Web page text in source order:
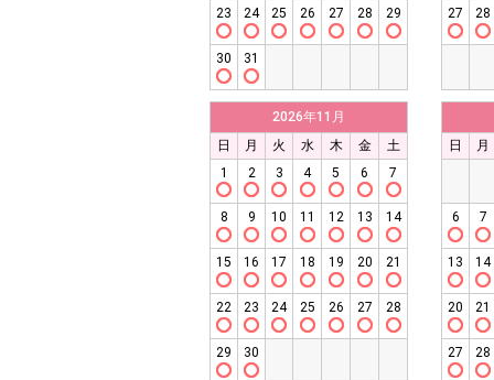
23 24 25 26 27 28 29
30 31
27 28
2026年11月
日
月 火 水 木 金
土
1
2 3 4 5 6 7
8 9 10 11 12 13 14
15 16 17 18 19 20 21
22 23 24 25 26 27 28
29 30
日 月
6 7
13 14
20 21
27 28